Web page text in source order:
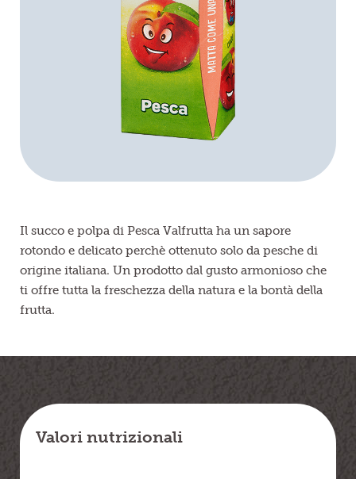
Il succo e polpa di Pesca Valfrutta ha un sapore
rotondo e delicato perchè ottenuto solo da pesche di
origine italiana. Un prodotto dal gusto armonioso che
ti offre tutta la freschezza della natura e la bontà della
frutta.
Valori nutrizionali